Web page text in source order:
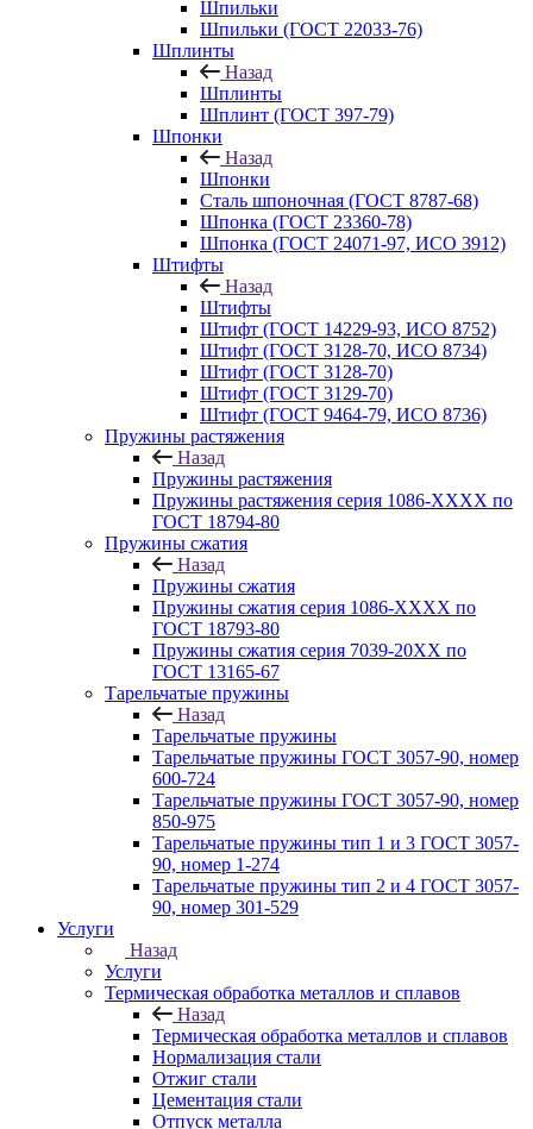
Шпильки
Шпильки (ГОСТ 22033-76)
Шплинты
Назад
Шплинты
Шплинт (ГОСТ 397-79)
Шпонки
Назад
Шпонки
Сталь шпоночная (ГОСТ 8787-68)
Шпонка (ГОСТ 23360-78)
Шпонка (ГОСТ 24071-97, ИСО 3912)
Штифты
Назад
Штифты
Штифт (ГОСТ 14229-93, ИСО 8752)
Штифт (ГОСТ 3128-70, ИСО 8734)
Штифт (ГОСТ 3128-70)
Штифт (ГОСТ 3129-70)
Штифт (ГОСТ 9464-79, ИСО 8736)
Пружины растяжения
Назад
Пружины растяжения
Пружины растяжения серия 1086-ХХХХ по
ГОСТ 18794‑80
Пружины сжатия
Назад
Пружины сжатия
Пружины сжатия серия 1086-ХХХХ по
ГОСТ 18793‑80
Пружины сжатия серия 7039-20ХХ по
ГОСТ 13165‑67
Тарельчатые пружины
Назад
Тарельчатые пружины
Тарельчатые пружины ГОСТ 3057-90, номер
600-724
Тарельчатые пружины ГОСТ 3057-90, номер
850-975
Тарельчатые пружины тип 1 и 3 ГОСТ 3057-
90, номер 1-274
Тарельчатые пружины тип 2 и 4 ГОСТ 3057-
90, номер 301-529
Услуги
Назад
Услуги
Термическая обработка металлов и сплавов
Назад
Термическая обработка металлов и сплавов
Нормализация стали
Отжиг стали
Цементация стали
Отпуск металла